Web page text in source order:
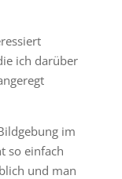
ich darüber
im
so einfach
und man